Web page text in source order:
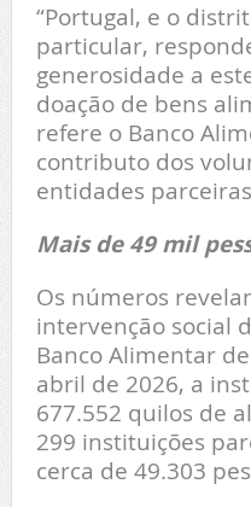
“Portugal, e o
particular,
generosidade a
doação de bens
refere o Banco
contributo dos
entidades
Mais de 49 mil
Os números
intervenção social
Banco Alimentar
abril de 2026, a
677.552 quilos de
299 instituições
cerca de 49.303